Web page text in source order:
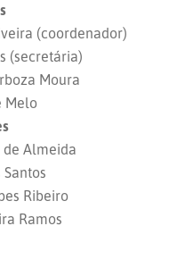
(coordenador)
(secretária)
Moura
Melo
Almeida
Ribeiro
Ramos